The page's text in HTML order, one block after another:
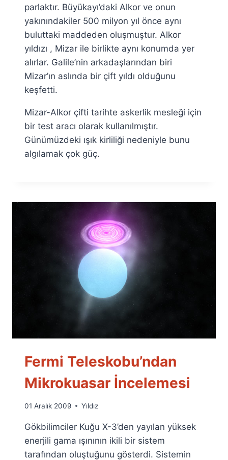
parlaktır. Büyükayı’daki Alkor ve onun
yakınındakiler 500 milyon yıl önce aynı
buluttaki maddeden oluşmuştur. Alkor
yıldızı , Mizar ile birlikte aynı konumda yer
alırlar. Galile’nin arkadaşlarından biri
Mizar’ın aslında bir çift yıldı olduğunu
keşfetti.
Mizar-Alkor çifti tarihte askerlik mesleği için
bir test aracı olarak kullanılmıştır.
Günümüzdeki ışık kirliliği nedeniyle bunu
algılamak çok güç.
Fermi Teleskobu’ndan
Mikrokuasar İncelemesi
By
Fuat
Özyar
01 Aralık 2009 Yıldız
Gökbilimciler Kuğu X-3’den yayılan yüksek
enerjili gama ışınının ikili bir sistem
tarafından oluştuğunu gösterdi. Sistemin